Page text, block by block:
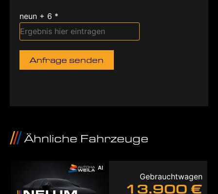
neun + 6 *
Anfrage senden
Ähnliche Fahrzeuge
AI
Gebrauchtwagen
13.900 €